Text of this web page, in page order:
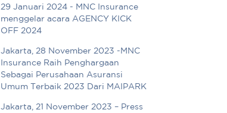
29 Januari 2024 - MNC Insurance
menggelar acara AGENCY KICK
OFF 2024
Jakarta, 28 November 2023 -MNC
Insurance Raih Penghargaan
Sebagai Perusahaan Asuransi
Umum Terbaik 2023 Dari MAIPARK
Jakarta, 21 November 2023 – Press